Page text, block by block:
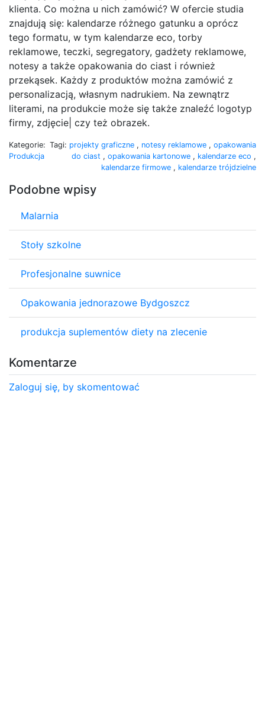
klienta. Co można u nich zamówić? W ofercie studia
znajdują się: kalendarze różnego gatunku a oprócz
tego formatu, w tym kalendarze eco, torby
reklamowe, teczki, segregatory, gadżety reklamowe,
notesy a także opakowania do ciast i również
przekąsek. Każdy z produktów można zamówić z
personalizacją, własnym nadrukiem. Na zewnątrz
literami, na produkcie może się także znaleźć logotyp
firmy, zdjęcie| czy też obrazek.
Kategorie:
Produkcja
Tagi: projekty graficzne , notesy reklamowe , opakowania
do ciast , opakowania kartonowe , kalendarze eco ,
kalendarze firmowe , kalendarze trójdzielne
Podobne wpisy
Malarnia
Stoły szkolne
Profesjonalne suwnice
Opakowania jednorazowe Bydgoszcz
produkcja suplementów diety na zlecenie
Komentarze
Zaloguj się, by skomentować